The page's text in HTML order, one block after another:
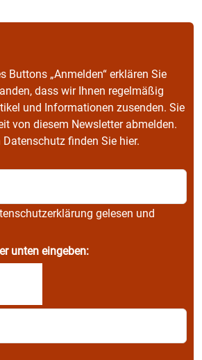
Buttons „Anmelden“ erklären Sie
dass wir Ihnen regelmäßig
und Informationen zusenden. Sie
von diesem Newsletter abmelden.
finden Sie hier.
gelesen und
unten eingeben: